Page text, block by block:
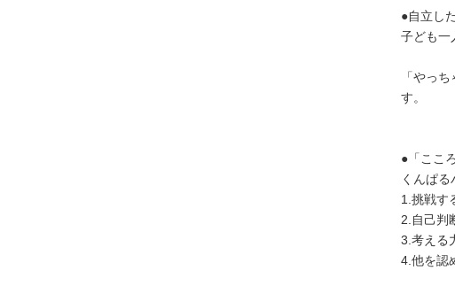
●自立し
子ども一
「やっ
す。
●「ここ
くんぱ
1.挑戦す
2.自己判
3.考える
4.他を認